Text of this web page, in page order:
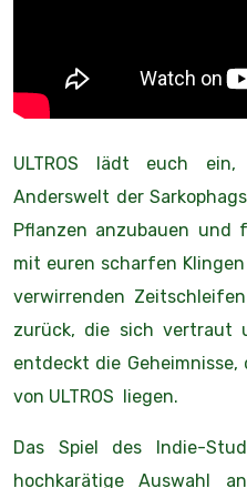
ULTROS lädt euch
Anderswelt der
Pflanzen anzubauen und
mit euren scharfen
verwirrenden
zurück, die sich vertraut
entdeckt die
von ULTROS liegen.
Das Spiel des Indie-
hochkarätige Auswahl